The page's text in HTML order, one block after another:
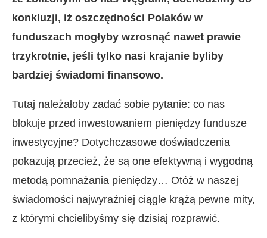
konkluzji, iż oszczędności Polaków w
funduszach mogłyby wzrosnąć nawet prawie
trzykrotnie, jeśli tylko nasi krajanie byliby
bardziej świadomi finansowo.
Tutaj należałoby zadać sobie pytanie: co nas
blokuje przed inwestowaniem pieniędzy fundusze
inwestycyjne? Dotychczasowe doświadczenia
pokazują przecież, że są one efektywną i wygodną
metodą pomnażania pieniędzy… Otóż w naszej
świadomości najwyraźniej ciągle krążą pewne mity,
z którymi chcielibyśmy się dzisiaj rozprawić.